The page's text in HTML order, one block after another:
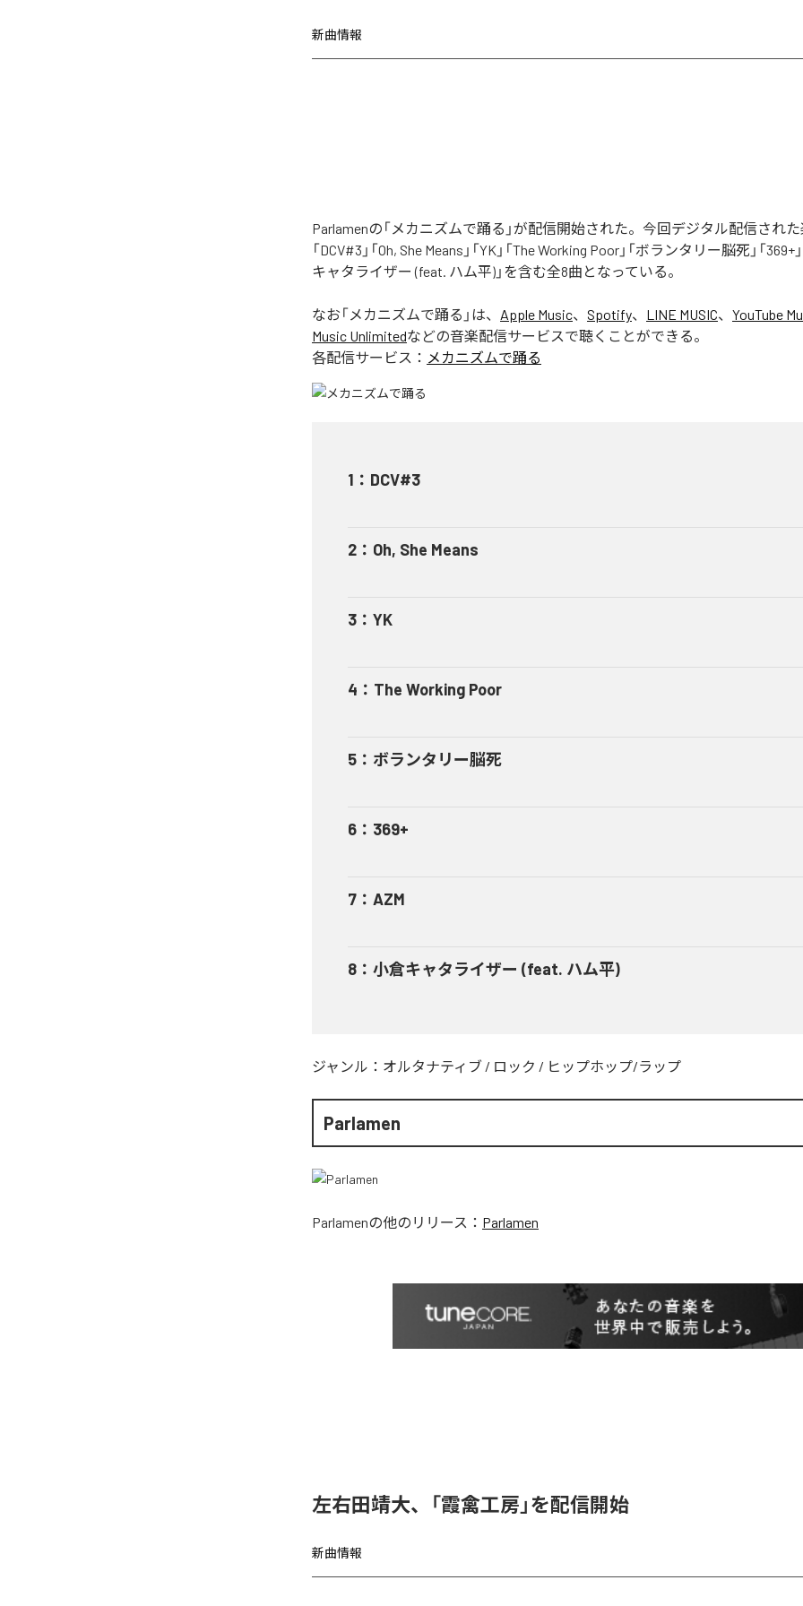
新曲情報
Parlamenの「メカニズムで踊る」が配信開始された。今回デジタル配信された
「DCV#3」「Oh, She Means」「YK」「The Working Poor」「ボランタリー脳死」「369+
キャタライザー (feat. ハム平)」を含む全8曲となっている。
なお「 メカニズムで踊る 」は、 Apple Music、 Spotify、 LINE MUSIC、 YouTube
Music Unlimitedなどの音楽配信サービスで聴くことができる。
各配信サービス： メカニズムで踊る
1 ： DCV#3
2 ： Oh, She Means
3 ： YK
4 ： The Working Poor
5 ： ボランタリー脳死
6 ： 369+
7 ： AZM
8 ： 小倉キャタライザー (feat. ハム平)
ジャンル： オルタナティブ / ロック / ヒップホップ/ラップ
Parlamen
Parlamenの他のリリース： Parlamen
左右田靖大、「霞禽工房」を配信開始
新曲情報